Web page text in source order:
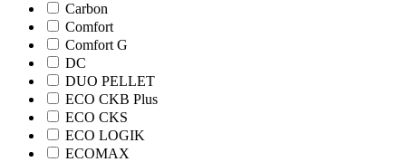
Carbon
Comfort
Comfort G
DC
DUO PELLET
ECO CKB Plus
ECO CKS
ECO LOGIK
ECOMAX